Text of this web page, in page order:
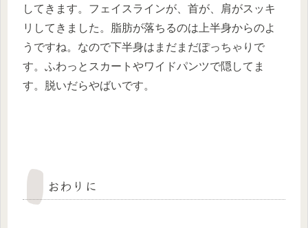
してきます。フェイスラインが、首が、肩がスッキ
リしてきました。脂肪が落ちるのは上半身からのよ
うですね。なので下半身はまだまだぽっちゃりで
す。ふわっとスカートやワイドパンツで隠してま
す。脱いだらやばいです。
おわりに